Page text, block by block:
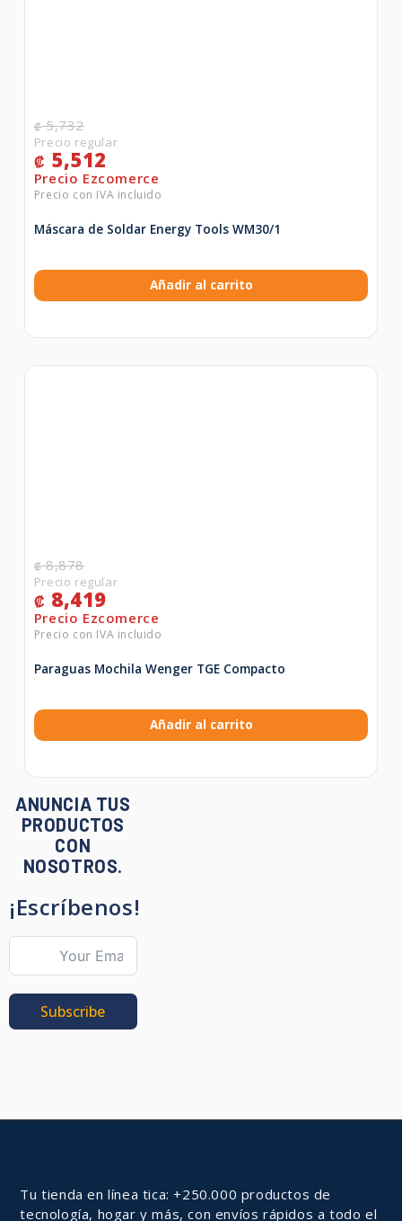
₡5,732
₡ 5,512
Máscara de Soldar Energy Tools WM30/1
Añadir al carrito
₡8,878
₡ 8,419
Paraguas Mochila Wenger TGE Compacto
Añadir al carrito
ANUNCIA TUS
PRODUCTOS
CON
NOSOTROS.
¡Escríbenos!
Subscribe
Tu tienda en línea tica: +250.000 productos de
tecnología, hogar y más, con envíos rápidos a todo el